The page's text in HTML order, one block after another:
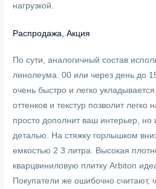
нагрузкой.
Распродажа, Акция
По сути, аналогичный состав
линолеума. 00 или через день до
очень быстро и легко
оттенков и текстур позволит легко
просто дополнит ваш интерьер, но
деталью. На стяжку горлышком
емкостью 2 3 литра. Высокая
кварцвиниловую плитку Arbiton
Покупатели же ошибочно считают,